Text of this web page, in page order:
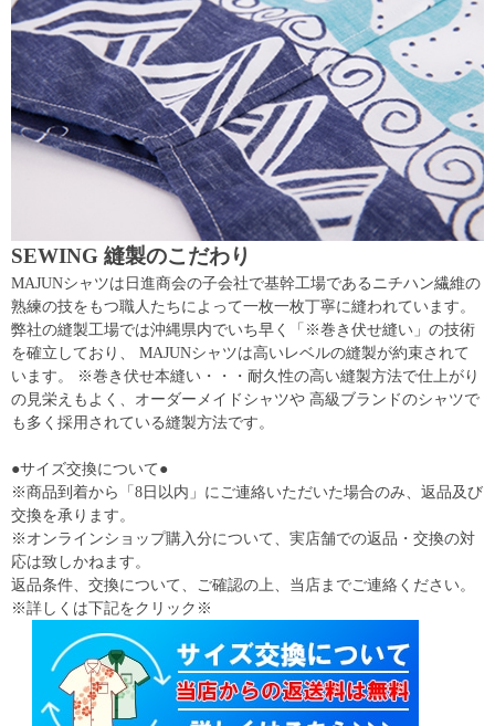
SEWING 縫製のこだわり
MAJUNシャツは日進商会の子会社で基幹工場であるニチハン繊維の
熟練の技をもつ職人たちによって一枚一枚丁寧に縫われています。
弊社の縫製工場では沖縄県内でいち早く「※巻き伏せ縫い」の技術
を確立しており、 MAJUNシャツは高いレベルの縫製が約束されて
います。 ※巻き伏せ本縫い・・・耐久性の高い縫製方法で仕上がり
の見栄えもよく、オーダーメイドシャツや 高級ブランドのシャツで
も多く採用されている縫製方法です。
●サイズ交換について●
※商品到着から「8日以内」にご連絡いただいた場合のみ、返品及び
交換を承ります。
※オンラインショップ購入分について、実店舗での返品・交換の対
応は致しかねます。
返品条件、交換について、ご確認の上、当店までご連絡ください。
※詳しくは下記をクリック※